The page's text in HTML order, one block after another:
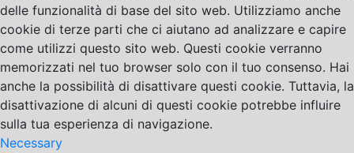
delle funzionalità di base del sito web. Utilizziamo anche
cookie di terze parti che ci aiutano ad analizzare e capire
come utilizzi questo sito web. Questi cookie verranno
memorizzati nel tuo browser solo con il tuo consenso. Hai
anche la possibilità di disattivare questi cookie. Tuttavia, la
disattivazione di alcuni di questi cookie potrebbe influire
sulla tua esperienza di navigazione.
Necessary